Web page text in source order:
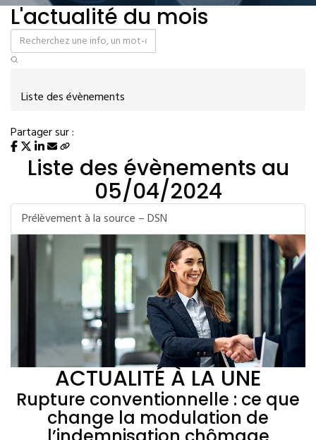
L'actualité du mois
Liste des évènements
Partager sur :
Liste des évènements au
05/04/2024
Prélèvement à la source – DSN
ACTUALITÉ À LA UNE
Rupture conventionnelle : ce que
change la modulation de